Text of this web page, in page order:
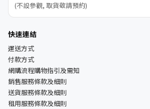
(不設參觀, 取貨敬請預約)
快速連結
運送方式
付款方式
網購流程購物指引及需知
銷售服務條款及細則
送貨服務條款及細則
租用服務條款及細則